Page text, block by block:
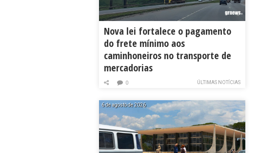
Nova lei fortalece o pagamento
do frete mínimo aos
caminhoneiros no transporte de
mercadorias
ÚLTIMAS NOTÍCIAS
0
6 de agosto de 2026